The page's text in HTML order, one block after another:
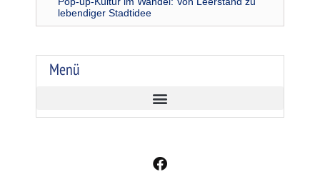
lebendiger Stadtidee
Menü
F
a